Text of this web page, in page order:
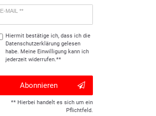
E-MAIL **
Hiermit bestätige ich, dass ich die
Daten­schutz­erklärunggelesen
habe. Meine Einwilligung kann ich
jederzeit widerrufen.**
Abonnieren
** Hierbei handelt es sich um ein
Pflichtfeld.